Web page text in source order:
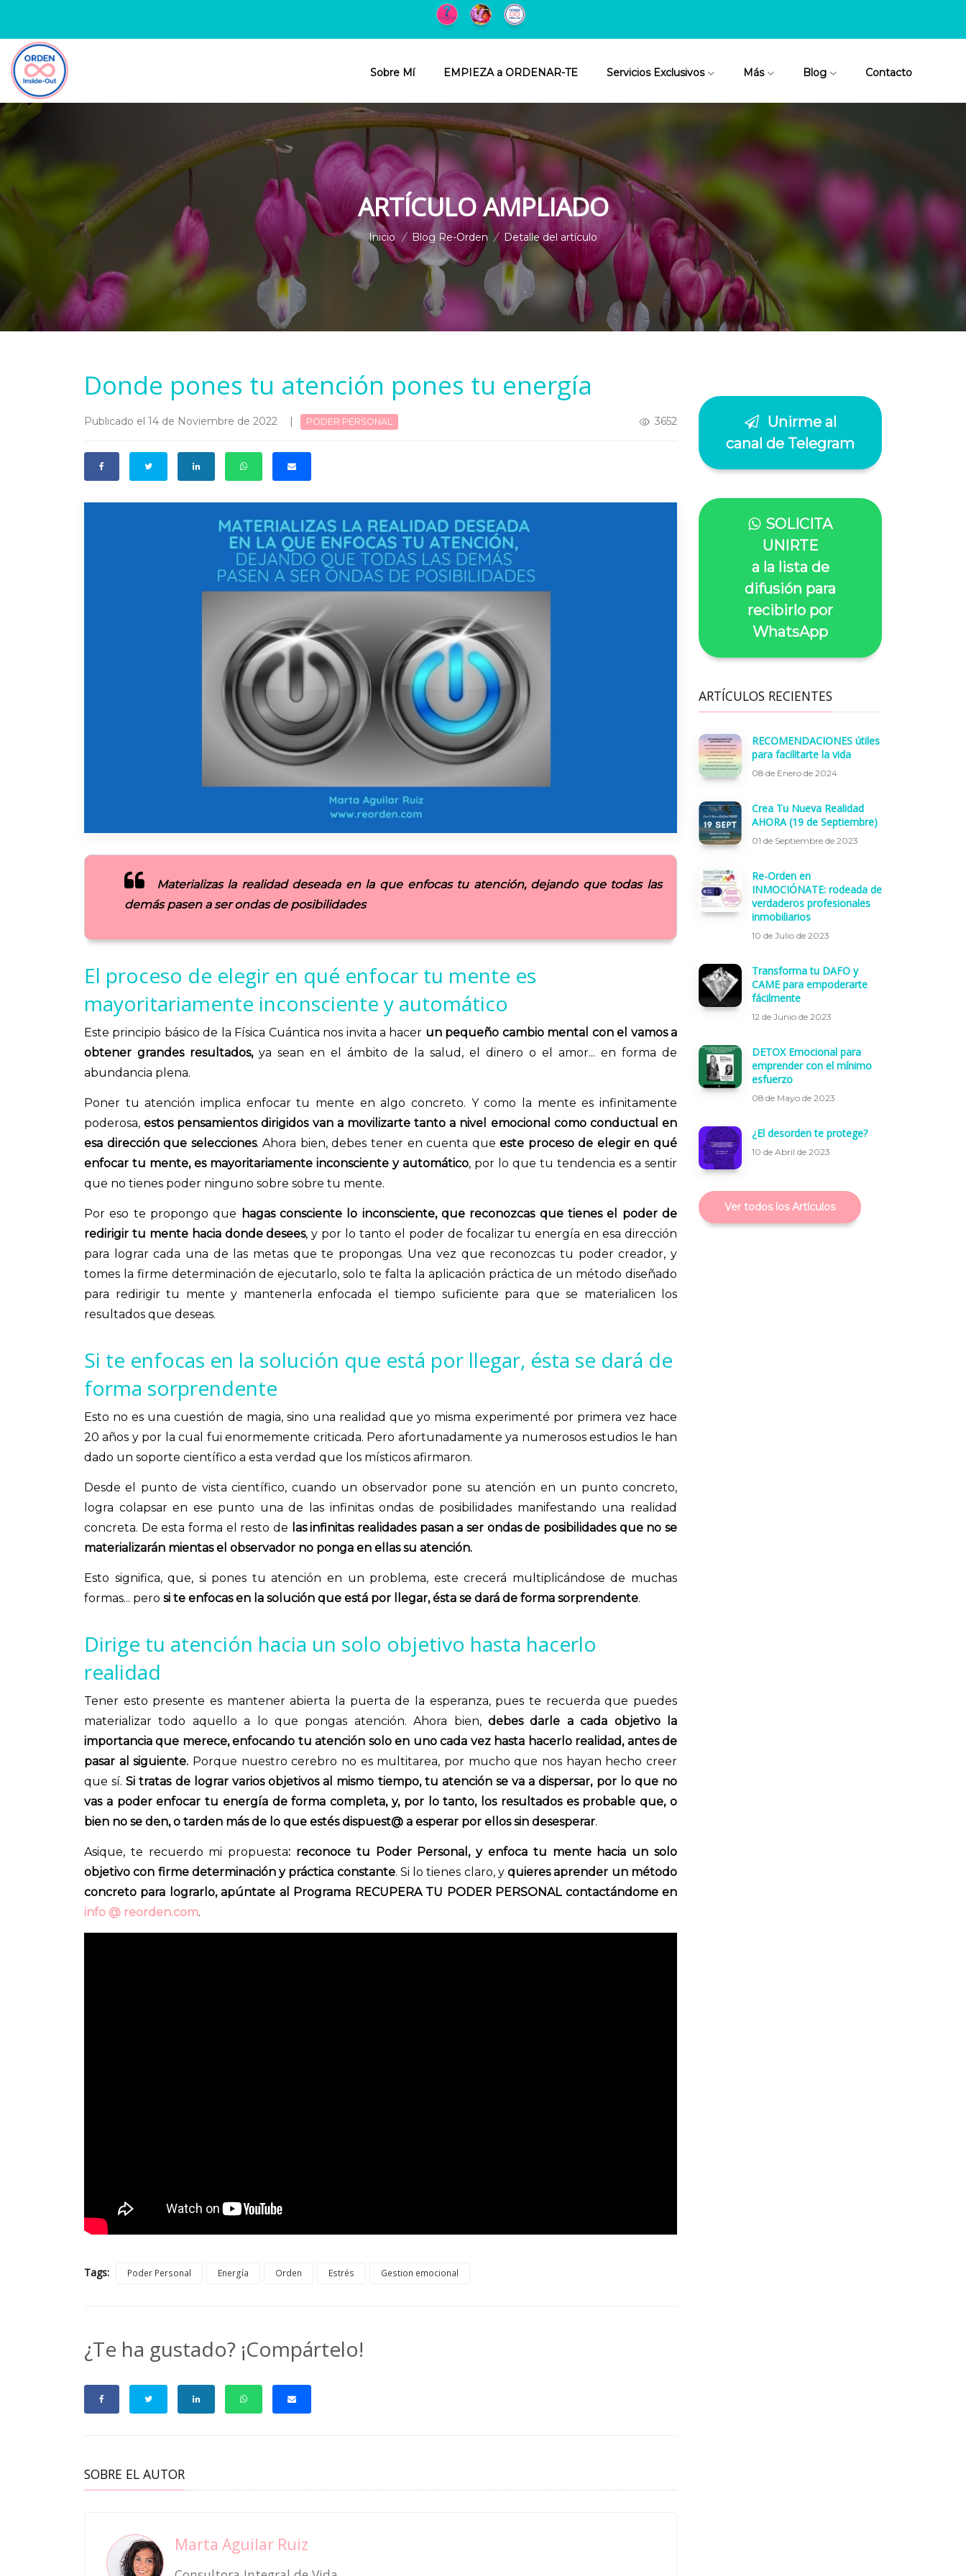
Sobre Mí EMPIEZA a ORDENAR-TE Servicios Exclusivos Más Blog Contacto
ARTÍCULO AMPLIADO
Inicio / Blog Re-Orden / Detalle del artículo
Donde pones tu atención pones tu energía
Publicado el 14 de Noviembre de 2022 | PODER PERSONAL 3652
Materializas la realidad deseada en la que enfocas tu atención, dejando que todas las
demás pasen a ser ondas de posibilidades
El proceso de elegir en qué enfocar tu mente es
mayoritariamente inconsciente y automático
Este principio básico de la Física Cuántica nos invita a hacer un pequeño cambio mental con el vamos a
obtener grandes resultados, ya sean en el ámbito de la salud, el dinero o el amor... en forma de
abundancia plena.
Poner tu atención implica enfocar tu mente en algo concreto. Y como la mente es infinitamente
poderosa,estos pensamientos dirigidos van a movilizarte tanto a nivel emocional como conductual en
esa dirección que selecciones. Ahora bien, debes tener en cuenta queeste proceso de elegir en qué
enfocar tu mente, es mayoritariamente inconsciente y automático, por lo que tu tendencia es a sentir
que no tienes poder ninguno sobre sobre tu mente.
Por eso te propongo que hagas consciente lo inconsciente, que reconozcas que tienes el poder de
redirigir tu mente hacia donde desees, y por lo tanto el poder de focalizar tu energía en esa dirección
para lograr cada una de las metas que te propongas. Una vez que reconozcas tu poder creador, y
tomes la firme determinación de ejecutarlo, solo te falta la aplicación práctica de un método diseñado
para redirigir tu mente y mantenerla enfocada el tiempo suficiente para que se materialicen los
resultados que deseas.
Si te enfocas en la solución que está por llegar, ésta se dará de
forma sorprendente
Esto no es una cuestión de magia, sino una realidad que yo misma experimenté por primera vez hace
20 años y por la cual fui enormemente criticada. Pero afortunadamente ya numerosos estudios le han
dado un soporte científico a esta verdad que los místicos afirmaron.
Desde el punto de vista científico, cuando un observador pone su atención en un punto concreto,
logra colapsar en ese punto una de las infinitas ondas de posibilidades manifestando una realidad
concreta. De esta forma el resto de las infinitas realidades pasan a ser ondas de posibilidades que no se
materializarán mientas el observador no ponga en ellas su atención.
Esto significa, que, si pones tu atención en un problema, este crecerá multiplicándose de muchas
formas... pero si te enfocas en la solución que está por llegar, ésta se dará de forma sorprendente.
Dirige tu atención hacia un solo objetivo hasta hacerlo
realidad
Tener esto presente es mantener abierta la puerta de la esperanza, pues te recuerda que puedes
materializar todo aquello a lo que pongas atención. Ahora bien, debes darle a cada objetivo la
importancia que merece, enfocando tu atención solo en uno cada vez hasta hacerlo realidad, antes de
pasar al siguiente. Porque nuestro cerebro no es multitarea, por mucho que nos hayan hecho creer
que sí.Si tratas de lograr varios objetivos al mismo tiempo, tu atención se va a dispersar, por lo que no
vas a poder enfocar tu energía de forma completa, y, por lo tanto, los resultados es probable que, o
bien no se den, o tarden más de lo que estés dispuest@ a esperar por ellos sin desesperar.
Asique, te recuerdo mi propuesta: reconoce tu Poder Personal, y enfoca tu mente hacia un solo
objetivo con firme determinación y práctica constante. Si lo tienes claro, yquieres aprender un método
concreto para lograrlo, apúntate al Programa RECUPERA TU PODER PERSONAL contactándome en
info @ reorden.com.
Tags: Poder Personal Energía Orden Estrés Gestion emocional
¿Te ha gustado? ¡Compártelo!
SOBRE EL AUTOR
Marta Aguilar Ruiz
Unirme al
canal de Telegram
SOLICITA
UNIRTE
a la lista de
difusión para
recibirlo por
WhatsApp
ARTÍCULOS RECIENTES
RECOMENDACIONES útiles
para facilitarte la vida
08 de Enero de 2024
Crea Tu Nueva Realidad
AHORA (19 de Septiembre)
01 de Septiembre de 2023
Re-Orden en
INMOCIÓNATE: rodeada de
verdaderos profesionales
inmobiliarios
10 de Julio de 2023
Transforma tu DAFO y
CAME para empoderarte
fácilmente
12 de Junio de 2023
DETOX Emocional para
emprender con el mínimo
esfuerzo
08 de Mayo de 2023
¿El desorden te protege?
10 de Abril de 2023
Ver todos los Artículos